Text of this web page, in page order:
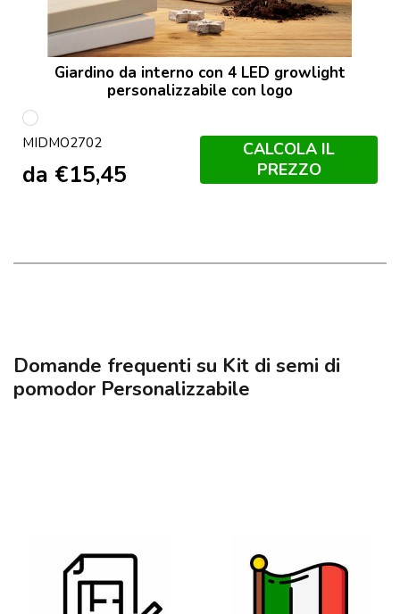
Giardino da interno con 4 LED growlight
personalizzabile con logo
Bianco
MIDMO2702
da €15,45
CALCOLA IL
PREZZO
Domande frequenti su Kit di semi di
pomodor Personalizzabile